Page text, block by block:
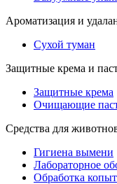
Ароматизация и
Сухой туман
Защитные крема и
Защитные крема
Очищающие
Средства для
Гигиена вымени
Лабораторное
Обработка копыт